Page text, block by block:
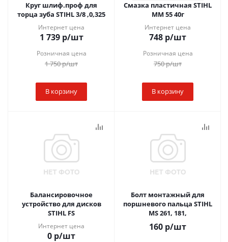
Круг шлиф.проф для
торца зуба STIHL 3/8 ,0,325
Интернет цена
1 739р/шт
Розничная цена
1 750р/шт
В корзину
Смазка пластичная STIHL
MM 55 40г
Интернет цена
748 р/шт
Розничная цена
750р/шт
В корзину
Балансировочное
устройство для дисков
STIHL FS
Интернет цена
0 р/шт
Болт монтажный для
поршневого пальца STIHL
MS 261, 181,
160 р/шт